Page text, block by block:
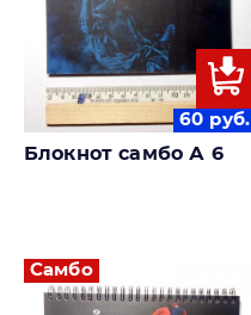
60 руб.
Блокнот самбо А 6
Самбо